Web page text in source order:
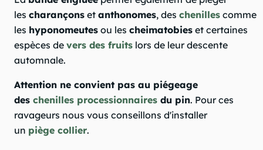
les charançons et anthonomes, des chenilles comme
les hyponomeutes ou les cheimatobies et certaines
espèces de vers des fruits lors de leur descente
automnale.
Attention ne convient pas au piégeage
des chenilles processionnaires du pin. Pour ces
ravageurs nous vous conseillons d'installer
un piège collier.